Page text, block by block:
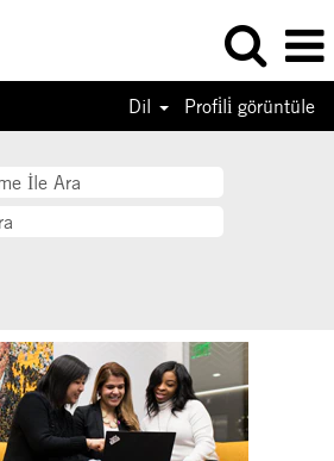
Dil Profi̇li̇ görüntüle